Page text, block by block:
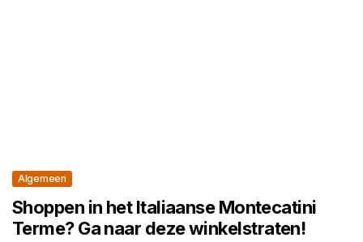
Algemeen
Shoppen in het Italiaanse Montecatini
Terme? Ga naar deze winkelstraten!